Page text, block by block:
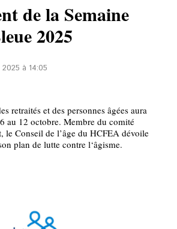
de la Semaine
2025
à 14:05
retraités et des personnes âgées aura
au 12 octobre. Membre du comité
le Conseil de l’âge du HCFEA dévoile
plan de lutte contre l‘âgisme.